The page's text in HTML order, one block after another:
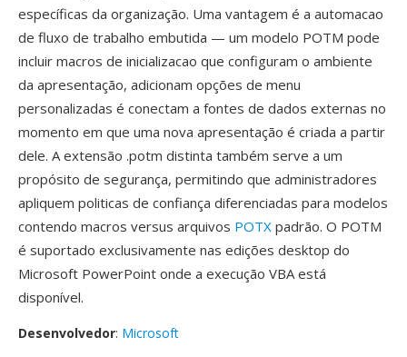
específicas da organização. Uma vantagem é a automacao
de fluxo de trabalho embutida — um modelo POTM pode
incluir macros de inicializacao que configuram o ambiente
da apresentação, adicionam opções de menu
personalizadas é conectam a fontes de dados externas no
momento em que uma nova apresentação é criada a partir
dele. A extensão .potm distinta também serve a um
propósito de segurança, permitindo que administradores
apliquem politicas de confiança diferenciadas para modelos
contendo macros versus arquivos POTX padrão. O POTM
é suportado exclusivamente nas edições desktop do
Microsoft PowerPoint onde a execução VBA está
disponível.
Desenvolvedor: Microsoft